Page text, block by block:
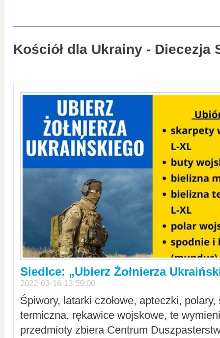
Kościół dla Ukrainy - Diecezja
Siedlce: „Ubierz Żołnierza
2022-03-16 13:59:00
Śpiwory, latarki czołowe, apteczki,
termiczna, rękawice wojskowe, te
przedmioty zbiera Centrum